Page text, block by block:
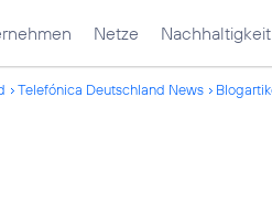
Netze Nachhaltigkeit
Telefónica Deutschland News